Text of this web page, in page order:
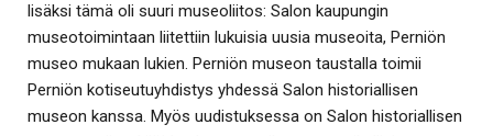
lisäksi tämä oli suuri museoliitos: Salon kaupungin
museotoimintaan liitettiin lukuisia uusia museoita, Perniön
museo mukaan lukien. Perniön museon taustalla toimii
Perniön kotiseutuyhdistys yhdessä Salon historiallisen
museon kanssa. Myös uudistuksessa on Salon historiallisen